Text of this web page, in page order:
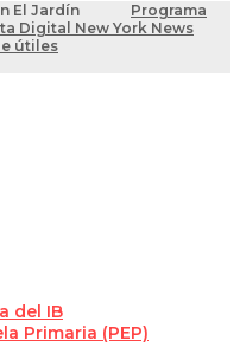
El Jardín
Programa
Digital New York News
útiles
del IB
Primaria (PEP)